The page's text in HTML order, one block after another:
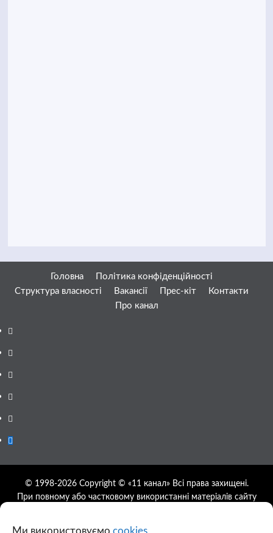
Ми використовуємо cookies
Головна
Політика конфіденційності
Структура власності
Вакансії Прес-кіт
Контакти
Про канал
Facebook
YouTube
Telegram
Instagram
Twitter
Google
© 1998-2026 Copyright © «11 канал» Всі права захищені.
При повному або частковому використанні матеріалів сайту